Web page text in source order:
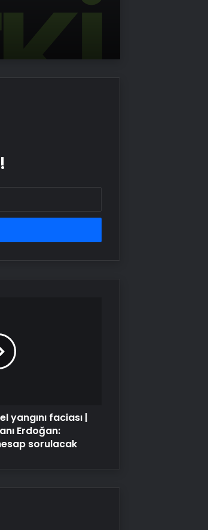
Medyada Büyümenin
Olarak Öne Çıkıyor
“Form” Çıkartması:
Yeni Adı Roxx
faciası |
Erdoğan:
sorulacak